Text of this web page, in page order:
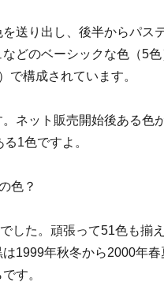
送り出し、後半からパス
どのベーシックな色（5
で構成されています。
ネット販売開始後ある色
1色ですよ。
色？
した。頑張って51色も揃
1999年秋冬から2000年
す。